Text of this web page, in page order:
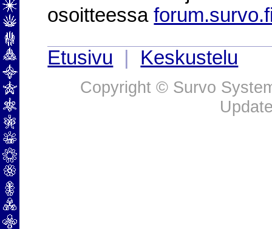
osoitteessa
Etusivu
Keskustelu
Copyright © Survo